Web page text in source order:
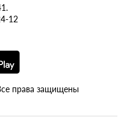
12
права защищены